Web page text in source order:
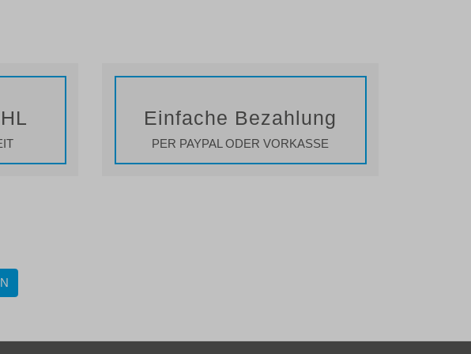
Einfache Bezahlung
PER PAYPAL ODER VORKASSE